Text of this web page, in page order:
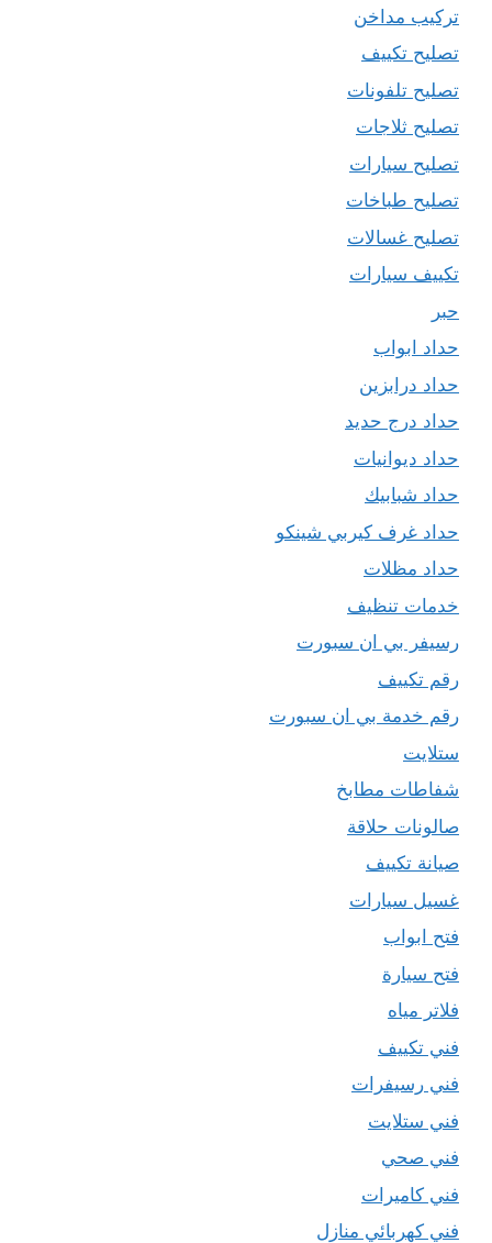
تركيب مداخن
تصليح تكييف
تصليح تلفونات
تصليح ثلاجات
تصليح سيارات
تصليح طباخات
تصليح غسالات
تكييف سيارات
حبر
حداد ابواب
حداد درابزين
حداد درج حديد
حداد ديوانيات
حداد شبابيك
حداد غرف كيربي شينكو
حداد مظلات
خدمات تنظيف
رسيفر بي ان سبورت
رقم تكييف
رقم خدمة بي ان سبورت
ستلايت
شفاطات مطابخ
صالونات حلاقة
صيانة تكييف
غسيل سيارات
فتح ابواب
فتح سيارة
فلاتر مياه
فني تكييف
فني رسيفرات
فني ستلايت
فني صحي
فني كاميرات
فني كهربائي منازل